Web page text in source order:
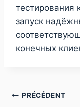
тестирования
запуск
конечных
PRÉCÉDENT